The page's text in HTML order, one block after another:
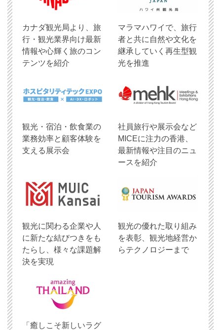
​カナダ観光局より、旅
行・観光業界向け最新
情報や心輝く旅のコン
テンツを紹介
マラマハワイで、旅行
者と共に自然や文化を
継承していく再生型観
光を推進
観光・宿泊・飲食業の
業務効率と顧客体験を
支える展示会
社員旅行や展示会など
MICEに注力の香港、
最新情報や注目のニュ
ースを紹介
観光に関わる企業や人
に新たな結びつきをも
たらし、様々な課題解
決を実現
観光の優れた取り組み
を表彰、観光地経営か
らテクノロジーまで
「癒しこそ新しいラグ